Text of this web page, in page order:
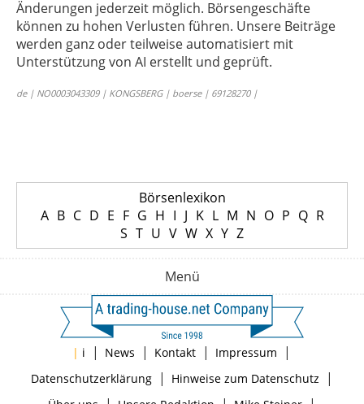
Änderungen jederzeit möglich. Börsengeschäfte
können zu hohen Verlusten führen. Unsere Beiträge
werden ganz oder teilweise automatisiert mit
Unterstützung von AI erstellt und geprüft.
de | NO0003043309 | KONGSBERG | boerse | 69128270 |
Börsenlexikon
A B C D E F G H I J K L M N O P Q R
S T U V W X Y Z
Menü
| i | News | Kontakt | Impressum |
Datenschutzerklärung| Hinweise zum Datenschutz |